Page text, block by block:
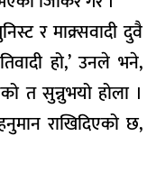
र माक्र्सवादी दुवै
हो,’ उनले भने,
त सुन्नुभयो होला ।
राखिदिएको छ,